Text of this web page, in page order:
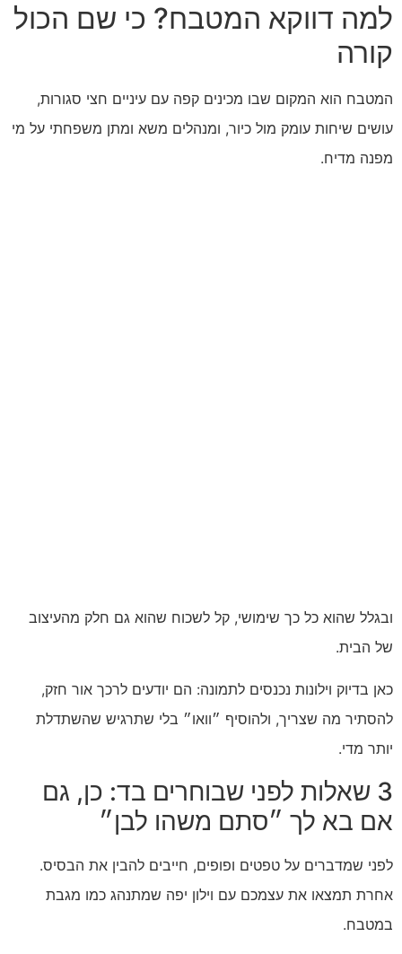
למה דווקא המטבח? כי שם הכול
קורה
המטבח הוא המקום שבו מכינים קפה עם עיניים חצי סגורות,
עושים שיחות עומק מול כיור, ומנהלים משא ומתן משפחתי על מי
מפנה מדיח.
ובגלל שהוא כל כך שימושי, קל לשכוח שהוא גם חלק מהעיצוב
של הבית.
כאן בדיוק וילונות נכנסים לתמונה: הם יודעים לרכך אור חזק,
להסתיר מה שצריך, ולהוסיף ״וואו״ בלי שתרגיש שהשתדלת
יותר מדי.
3 שאלות לפני שבוחרים בד: כן, גם
אם בא לך ״סתם משהו לבן״
לפני שמדברים על טפטים ופופים, חייבים להבין את הבסיס.
אחרת תמצאו את עצמכם עם וילון יפה שמתנהג כמו מגבת
במטבח.